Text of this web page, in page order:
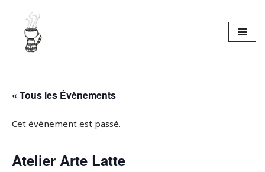
Aller
« Tous les Évènements
Cet évènement est passé.
Atelier Arte Latte